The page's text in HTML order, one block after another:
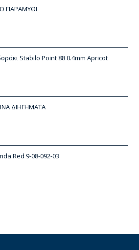
ΠΑΡΑΜΥΘΙ
Stabilo Point 88 0.4mm Apricot
ΔΙΗΓΗΜΑΤΑ
Red 9-08-092-03